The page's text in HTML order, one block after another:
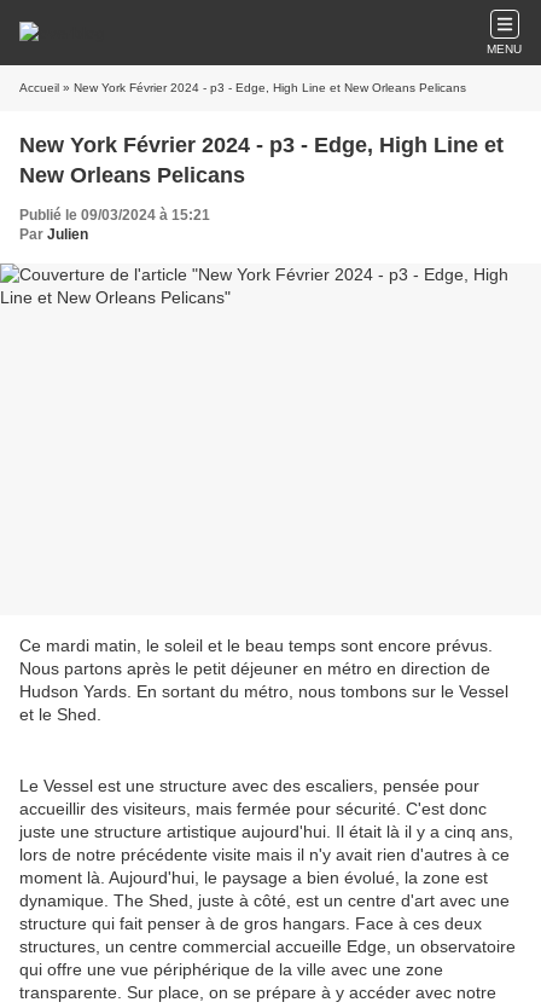
MENU
Accueil » New York Février 2024 - p3 - Edge, High Line et New Orleans Pelicans
New York Février 2024 - p3 - Edge, High Line et
New Orleans Pelicans
Publié le 09/03/2024 à 15:21
Par Julien
Ce mardi matin, le soleil et le beau temps sont encore prévus.
Nous partons après le petit déjeuner en métro en direction de
Hudson Yards. En sortant du métro, nous tombons sur le Vessel
et le Shed.
Le Vessel est une structure avec des escaliers, pensée pour
accueillir des visiteurs, mais fermée pour sécurité. C'est donc
juste une structure artistique aujourd'hui. Il était là il y a cinq ans,
lors de notre précédente visite mais il n'y avait rien d'autres à ce
moment là. Aujourd'hui, le paysage a bien évolué, la zone est
dynamique. The Shed, juste à côté, est un centre d'art avec une
structure qui fait penser à de gros hangars. Face à ces deux
structures, un centre commercial accueille Edge, un observatoire
qui offre une vue périphérique de la ville avec une zone
transparente. Sur place, on se prépare à y accéder avec notre